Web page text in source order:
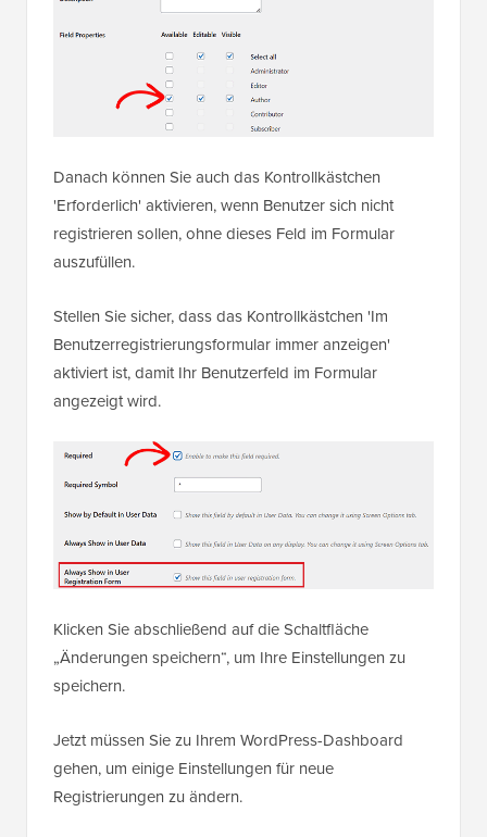
Danach können Sie auch das Kontrollkästchen
'Erforderlich' aktivieren, wenn Benutzer sich nicht
registrieren sollen, ohne dieses Feld im Formular
auszufüllen.
Stellen Sie sicher, dass das Kontrollkästchen 'Im
Benutzerregistrierungsformular immer anzeigen'
aktiviert ist, damit Ihr Benutzerfeld im Formular
angezeigt wird.
Klicken Sie abschließend auf die Schaltfläche
„Änderungen speichern“, um Ihre Einstellungen zu
speichern.
Jetzt müssen Sie zu Ihrem WordPress-Dashboard
gehen, um einige Einstellungen für neue
Registrierungen zu ändern.